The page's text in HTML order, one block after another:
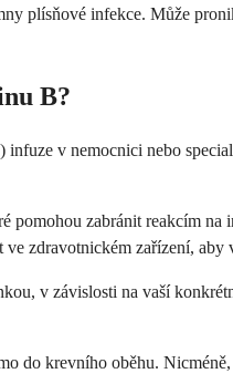
plísňové infekce. Může
B?
v nemocnici nebo
pomohou zabránit reakcím
zdravotnickém zařízení,
v závislosti na vaší
do krevního oběhu.